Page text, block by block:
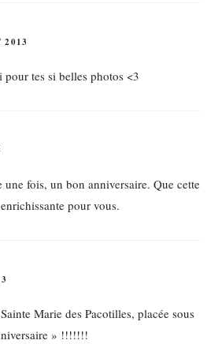
2013
tes si belles photos <3
une fois, un bon anniversaire. Que cette
pour vous.
Marie des Pacotilles, placée sous
» !!!!!!!